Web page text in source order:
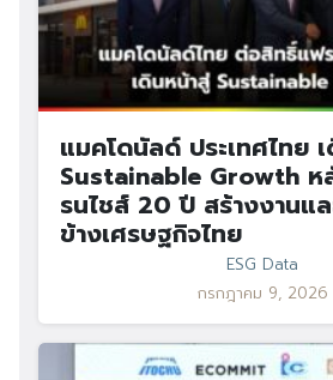
แมคโดนัลด์ ประเทศไทย
Sustainable Growth
รนไชส์ 20 ปี สร้างงานแล
ข้างเศรษฐกิจไทย
ESG Data
กรกฎาคม 9, 2026